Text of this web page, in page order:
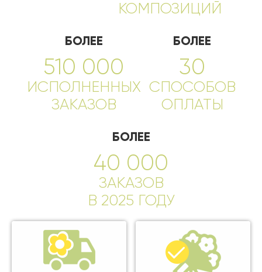
КОМПОЗИЦИЙ
БОЛЕЕ
510 000
ИСПОЛНЕННЫХ
ЗАКАЗОВ
БОЛЕЕ
30
СПОСОБОВ
ОПЛАТЫ
БОЛЕЕ
40 000
ЗАКАЗОВ
В 2025 ГОДУ